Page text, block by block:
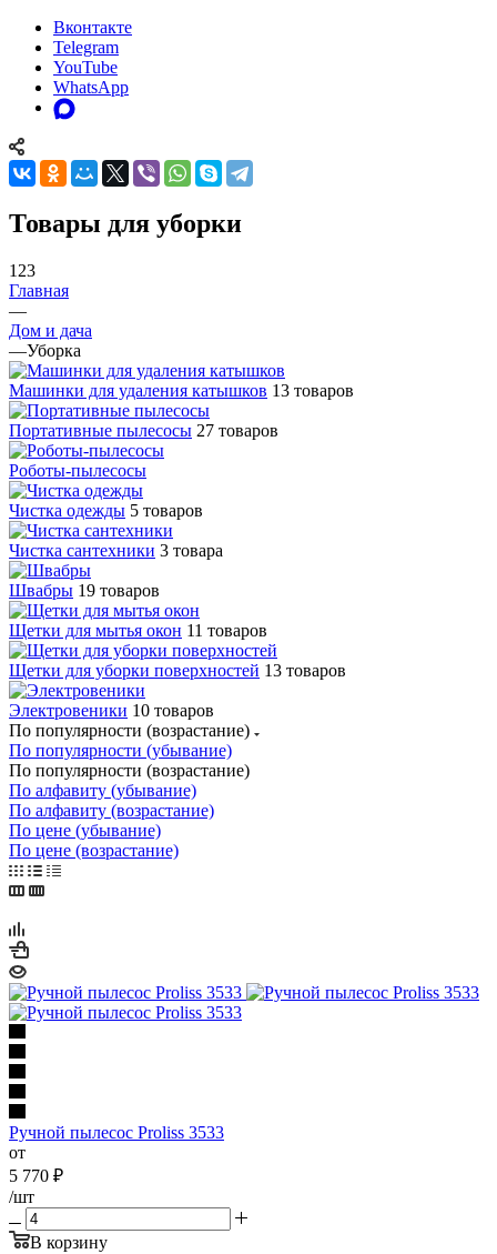
Вконтакте
Telegram
YouTube
WhatsApp
Товары для уборки
123
Главная
—
Дом и дача
—Уборка
Машинки для удаления катышков 13 товаров
Портативные пылесосы 27 товаров
Роботы-пылесосы
Чистка одежды 5 товаров
Чистка сантехники 3 товара
Швабры 19 товаров
Щетки для мытья окон 11 товаров
Щетки для уборки поверхностей 13 товаров
Электровеники 10 товаров
По популярности (возрастание)
По популярности (убывание)
По популярности (возрастание)
По алфавиту (убывание)
По алфавиту (возрастание)
По цене (убывание)
По цене (возрастание)
Ручной пылесос Proliss 3533
от
5 770 ₽
/шт
В корзину